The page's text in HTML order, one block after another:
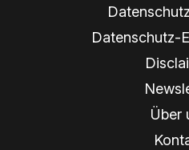
Datenschutz-
Über